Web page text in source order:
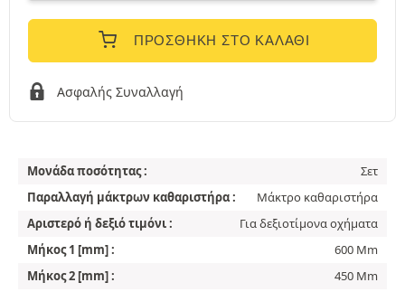
ΠΡΟΣΘΉΚΗ ΣΤΟ ΚΑΛΆΘΙ
Ασφαλής Συναλλαγή
Μονάδα ποσότητας :
Σετ
Παραλλαγή μάκτρων καθαριστήρα :
Μάκτρο καθαριστήρα
Αριστερό ή δεξιό τιμόνι :
Για δεξιοτίμονα οχήματα
Μήκος 1 [mm] :
600 Mm
Μήκος 2 [mm] :
450 Mm